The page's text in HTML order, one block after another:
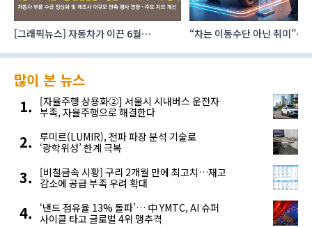
자동차가 이끈 6월
“차는 이동수단 아닌 취미”… 中 1조 위안
많이 본 뉴스
[자율주행 상용화②] 서울시 시내버스 운전자
부족, 자율주행으로 해결한다
루미르(LUMIR), 전파 파장 분석 기술로
‘광학위성’ 한계 극복
[비철금속 시황] 구리 2개월 만에 최고치…재고
감소에 공급 부족 우려 확대
‘낸드 점유율 13% 돌파’… 中 YMTC, AI 슈퍼
사이클 타고 글로벌 4위 맹추격